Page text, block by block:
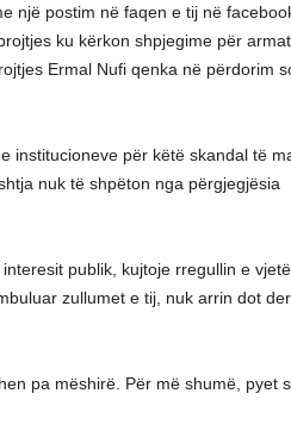
një postim në faqen e tij në
ku kërkon shpjegime për
Ermal Nufi qenka në përdorim
institucioneve për këtë skandal të
nuk të shpëton nga përgjegjësia
publik, kujtoje rregullin e
zullumet e tij, nuk arrin dot
pa mëshirë. Për më shumë, pyet